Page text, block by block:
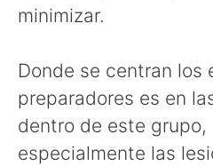
minimizar.
Donde se centran los
preparadores es en
dentro de este grupo,
especialmente las